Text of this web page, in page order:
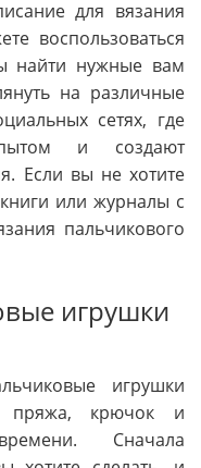
для вязания
воспользоваться
найти нужные вам
на различные
сетях, где
и создают
Если вы не хотите
или журналы с
пальчикового
игрушки
игрушки
пряжа, крючок и
Сначала